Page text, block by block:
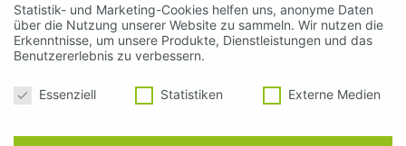
SERVICES:
– Sprachaufnahmen
– Mischung
Statistik- und Marketing-Cookies helfen uns, anonyme Daten
über die Nutzung unserer Website zu sammeln. Wir nutzen die
Erkenntnisse, um unsere Produkte, Dienstleistungen und das
Benutzererlebnis zu verbessern.
Essenziell
Statistiken Externe Medien